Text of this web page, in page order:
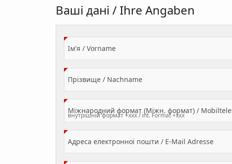
Ваші дані / Ihre Angaben
Ім'я / Vorname(Value Required)
Прізвище / Nachname(Value Required)
Міжнародний формат (Міжн. формат) /
Адреса електронної пошти / E-Mail Adresse